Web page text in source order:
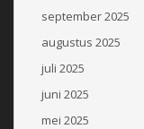
september 2025
augustus 2025
juli 2025
juni 2025
mei 2025